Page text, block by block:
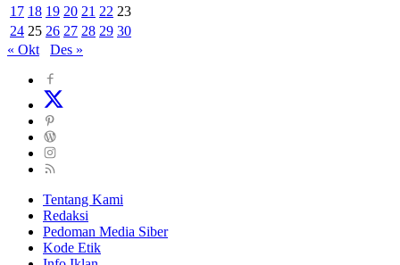
17 18 19 20 21 22 23
24 25 26 27 28 29 30
« Okt
Des »
Tentang Kami
Redaksi
Pedoman Media Siber
Kode Etik